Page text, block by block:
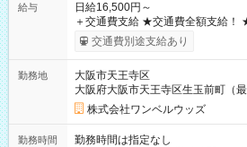
給与
日給16,500円～
＋交通費支給 ★交通費全額支給！ ★日払いOK！（規定あり） ┗
働いたその日に現金GET♪ お仕事
交通費別途支給あり
勤務地
大阪市天王寺区
大阪府大阪市天王寺区生玉前町（
株式会社ワンベルウッズ
勤務時間
勤務時間は指定なし